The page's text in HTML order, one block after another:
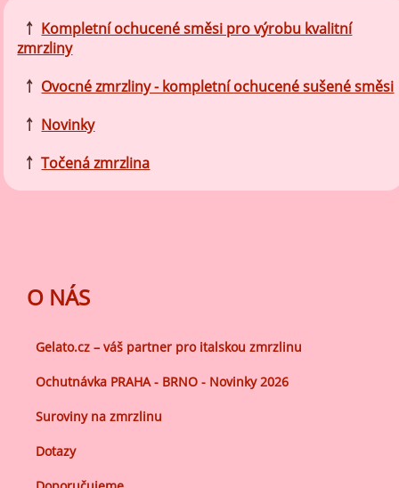
￪ Kompletní ochucené směsi pro výrobu kvalitní
zmrzliny
￪ Ovocné zmrzliny - kompletní ochucené sušené směsi
￪ Novinky
￪ Točená zmrzlina
O NÁS
Gelato.cz – váš partner pro italskou zmrzlinu
Ochutnávka PRAHA - BRNO - Novinky 2026
Suroviny na zmrzlinu
Dotazy